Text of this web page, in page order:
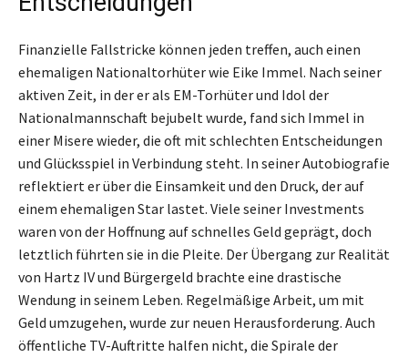
Finanzielle Fallstricke können jeden treffen, auch einen
ehemaligen Nationaltorhüter wie Eike Immel. Nach seiner
aktiven Zeit, in der er als EM-Torhüter und Idol der
Nationalmannschaft bejubelt wurde, fand sich Immel in
einer Misere wieder, die oft mit schlechten Entscheidungen
und Glücksspiel in Verbindung steht. In seiner Autobiografie
reflektiert er über die Einsamkeit und den Druck, der auf
einem ehemaligen Star lastet. Viele seiner Investments
waren von der Hoffnung auf schnelles Geld geprägt, doch
letztlich führten sie in die Pleite. Der Übergang zur Realität
von Hartz IV und Bürgergeld brachte eine drastische
Wendung in seinem Leben. Regelmäßige Arbeit, um mit
Geld umzugehen, wurde zur neuen Herausforderung. Auch
öffentliche TV-Auftritte halfen nicht, die Spirale der